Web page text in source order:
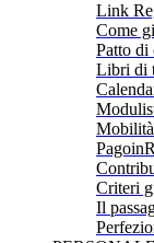
Link
Come
Patto di
Libri di
Criteri
Il